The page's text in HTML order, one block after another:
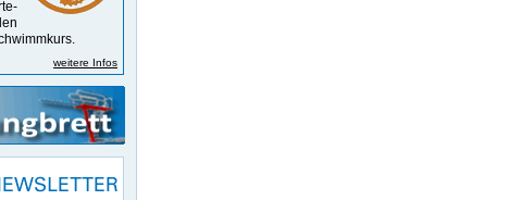
weitere Infos